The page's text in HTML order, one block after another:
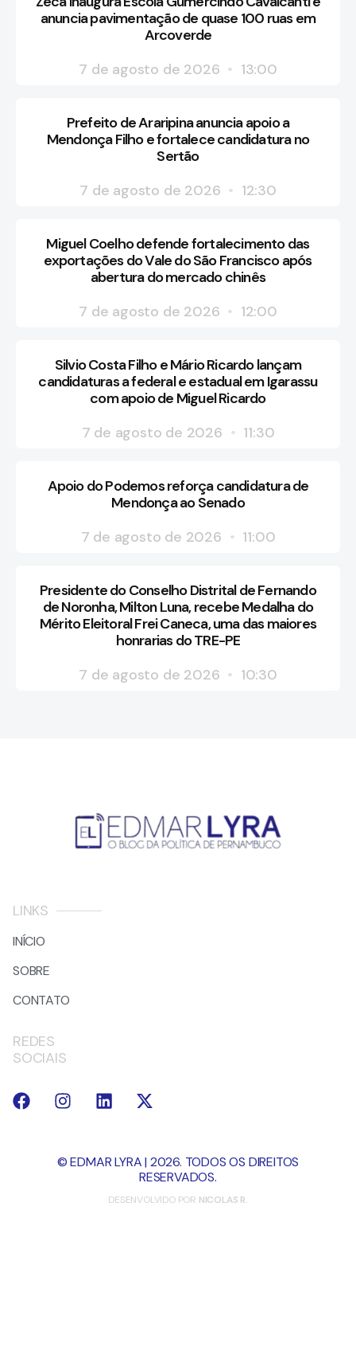
anuncia pavimentação de quase 100 ruas em
Arcoverde
7 de agosto de 2026
13:00
Prefeito de Araripina anuncia apoio a
Mendonça Filho e fortalece candidatura no
Sertão
7 de agosto de 2026
12:30
Miguel Coelho defende fortalecimento das
exportações do Vale do São Francisco após
abertura do mercado chinês
7 de agosto de 2026
12:00
Silvio Costa Filho e Mário Ricardo lançam
candidaturas a federal e estadual em Igarassu
com apoio de Miguel Ricardo
7 de agosto de 2026
11:30
Apoio do Podemos reforça candidatura de
Mendonça ao Senado
7 de agosto de 2026
11:00
Presidente do Conselho Distrital de Fernando
de Noronha, Milton Luna, recebe Medalha do
Mérito Eleitoral Frei Caneca, uma das maiores
honrarias do TRE-PE
7 de agosto de 2026
10:30
LINKS
INÍCIO
SOBRE
CONTATO
REDES
SOCIAIS
© EDMAR LYRA | 2026. TODOS OS DIREITOS
RESERVADOS.
DESENVOLVIDO POR NICOLAS R.